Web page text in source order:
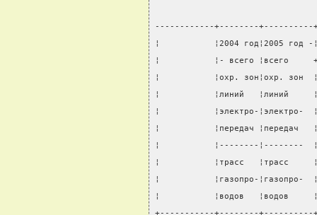
------------+--------
¦           ¦2004 год¦2005
¦           ¦- всего ¦всего
¦           ¦охр. зон¦охр. зон
¦           ¦линий   ¦линий
¦           ¦электро-
¦           ¦передач
¦           ¦--------
¦           ¦трасс
¦           ¦газопро-
¦           ¦водов